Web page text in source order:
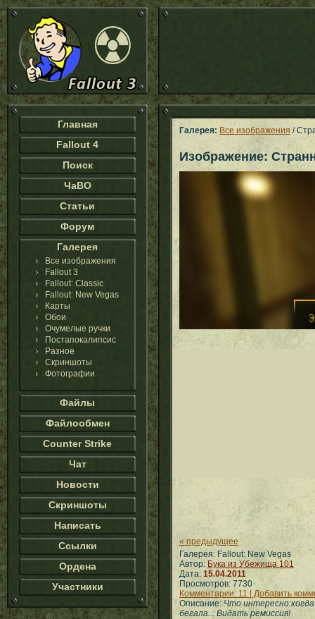
Главная
Fallout 4
Поиск
ЧаВО
Статьи
Форум
Галерея
Все изображения
Fallout 3
Fallout: Classic
Fallout: New Vegas
Карты
Обои
Очумелые ручки
Постапокалипсис
Разное
Скриншоты
Фотографии
Файлы
Файлообмен
Counter Strike
Чат
Новости
Скриншоты
Написать
Ссылки
Ордена
Участники
Галерея: Все изображения /
Изображение:
« предыдущее
Галерея: Fallout: New Vegas
Автор: Бука из Убежища 101
Дата: 15.04.2011
Просмотров: 7730
Комментарии: 11 | Добавить
Описание: Что
бегала... Видать ремиссия!